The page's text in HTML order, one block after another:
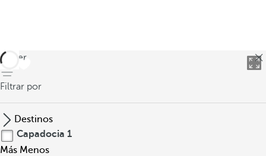
volver
Filtrar por
Destinos
Capadocia 1
Más Menos